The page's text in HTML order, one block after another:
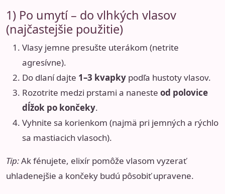
1) Po umytí – do vlhkých vlasov
(najčastejšie použitie)
Vlasy jemne presušte uterákom (netrite
agresívne).
Do dlaní dajte 1–3 kvapky podľa hustoty vlasov.
Rozotrite medzi prstami a naneste od polovice
dĺžok po končeky.
Vyhnite sa korienkom (najmä pri jemných a rýchlo
sa mastiacich vlasoch).
Tip:Ak fénujete, elixír pomôže vlasom vyzerať
uhladenejšie a končeky budú pôsobiť upravene.